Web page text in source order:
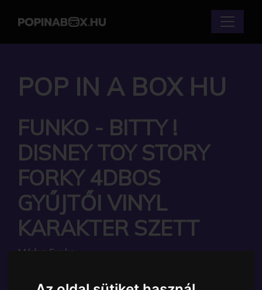
POP IN A BOX HU
FUNKO - BITTY !
DISNEY TOY STORY
FORKY 4DBOS
GYŰJTŐI VINYL
KARAKTER SZETT
Márka: Funko